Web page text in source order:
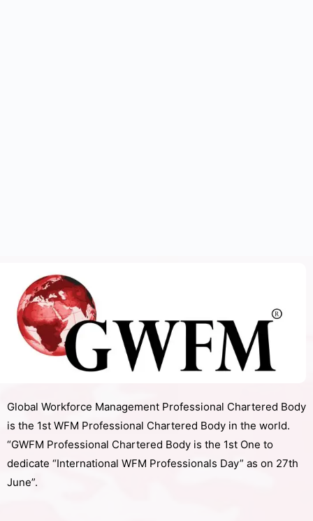
Global Workforce Management Professional Chartered Body
is the 1st WFM Professional Chartered Body in the world.
“GWFM Professional Chartered Body is the 1st One to
dedicate “International WFM Professionals Day” as on 27th
June”.